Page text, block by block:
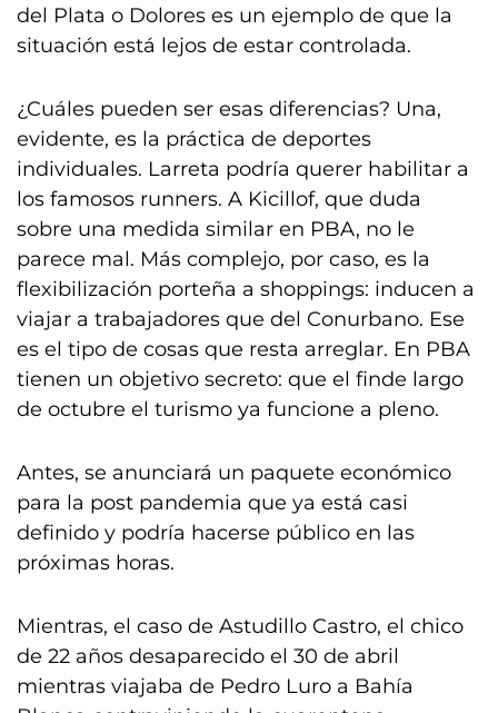
del Plata o Dolores es un ejemplo de que la
situación está lejos de estar controlada.
¿Cuáles pueden ser esas diferencias? Una,
evidente, es la práctica de deportes
individuales. Larreta podría querer habilitar a
los famosos runners. A Kicillof, que duda
sobre una medida similar en PBA, no le
parece mal. Más complejo, por caso, es la
flexibilización porteña a shoppings: inducen a
viajar a trabajadores que del Conurbano. Ese
es el tipo de cosas que resta arreglar. En PBA
tienen un objetivo secreto: que el finde largo
de octubre el turismo ya funcione a pleno.
Antes, se anunciará un paquete económico
para la post pandemia que ya está casi
definido y podría hacerse público en las
próximas horas.
Mientras, el caso de Astudillo Castro, el chico
de 22 años desaparecido el 30 de abril
mientras viajaba de Pedro Luro a Bahía